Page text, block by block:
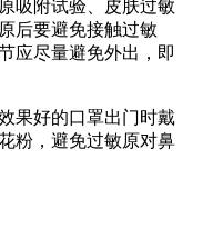
吸附试验、皮肤过敏
后要避免接触过敏
应尽量避免外出，即
果好的口罩出门时戴
粉，避免过敏原对鼻